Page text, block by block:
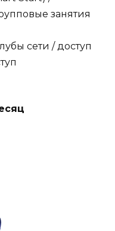
занятия
сети / доступ